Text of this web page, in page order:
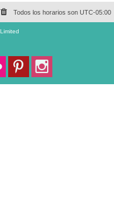
Todos los horarios son UTC-05:00